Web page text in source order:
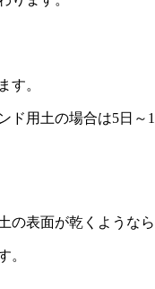
す。
用土の場合は5日
表面が乾くような
。